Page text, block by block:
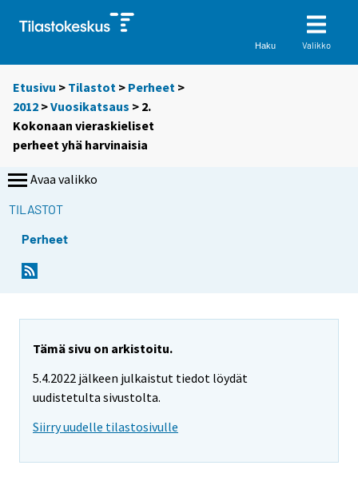
Haku Valikko
Etusivu > Tilastot > Perheet >
2012 >Vuosikatsaus > 2.
Kokonaan vieraskieliset
perheet yhä harvinaisia
Avaa valikko
TILASTOT
Perheet
Tämä sivu on arkistoitu.
5.4.2022 jälkeen julkaistut tiedot löydät
uudistetulta sivustolta.
Siirry uudelle tilastosivulle